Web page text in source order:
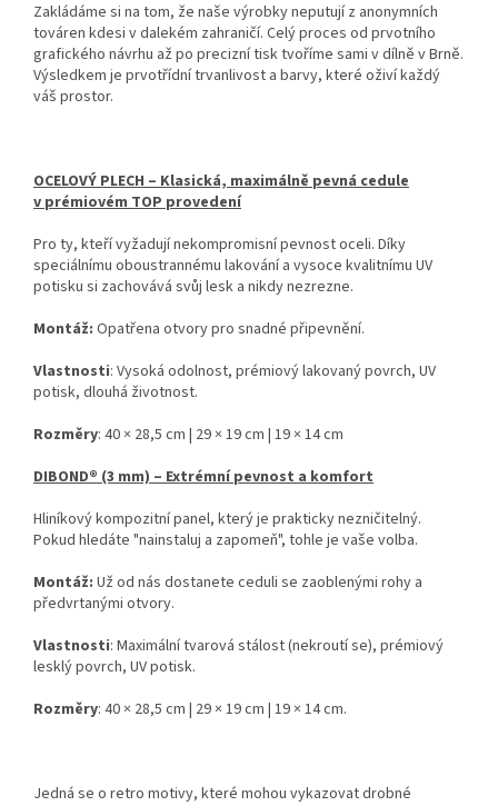
Zakládáme si na tom, že naše výrobky neputují z anonymních
továren kdesi v dalekém zahraničí. Celý proces od prvotního
grafického návrhu až po precizní tisk tvoříme sami v dílně v Brně.
Výsledkem je prvotřídní trvanlivost a barvy, které oživí každý
váš prostor.
OCELOVÝ PLECH – Klasická, maximálně pevná cedule
v prémiovém TOP provedení
Pro ty, kteří vyžadují nekompromisní pevnost oceli. Díky
speciálnímu oboustrannému lakování a vysoce kvalitnímu UV
potisku si zachovává svůj lesk a nikdy nezrezne.
Montáž: Opatřena otvory pro snadné připevnění.
Vlastnosti: Vysoká odolnost, prémiový lakovaný povrch, UV
potisk, dlouhá životnost.
Rozměry: 40 × 28,5 cm | 29 × 19 cm | 19 × 14 cm
DIBOND® (3 mm) – Extrémní pevnost a komfort
Hliníkový kompozitní panel, který je prakticky nezničitelný.
Pokud hledáte "nainstaluj a zapomeň", tohle je vaše volba.
Montáž: Už od nás dostanete ceduli se zaoblenými rohy a
předvrtanými otvory.
Vlastnosti: Maximální tvarová stálost (nekroutí se), prémiový
lesklý povrch, UV potisk.
Rozměry: 40 × 28,5 cm | 29 × 19 cm | 19 × 14 cm.
Jedná se o retro motivy, které mohou vykazovat drobné